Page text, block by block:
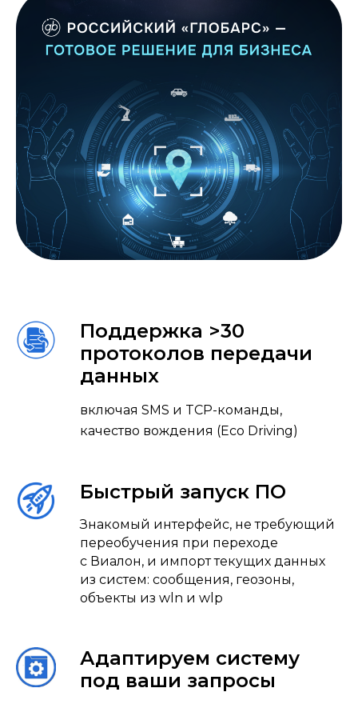
Поддержка >30
протоколов передачи
данных
включая SMS и TCP-команды,
качество вождения (Eco Driving)
Быстрый запуск ПО
Знакомый интерфейс, не требующий
переобучения при переходе
с Виалон, и импорт текущих данных
из систем: сообщения, геозоны,
объекты из wln и wlp
Адаптируем систему
под ваши запросы